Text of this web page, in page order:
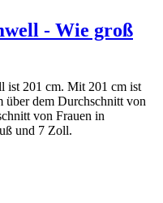
- Wie groß
ist 201 cm. Mit 201 cm ist
über dem Durchschnitt von
von Frauen in
und 7 Zoll.